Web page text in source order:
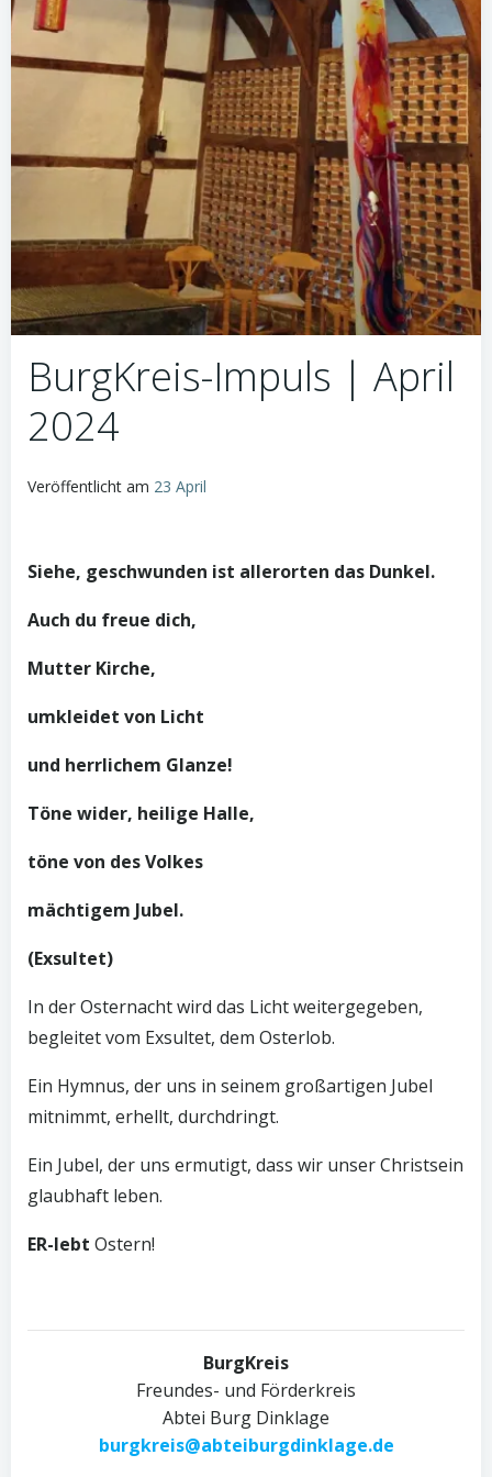
BurgKreis-Impuls | April
2024
Veröffentlicht am 23 April
Siehe, geschwunden ist allerorten das Dunkel.
Auch du freue dich,
Mutter Kirche,
umkleidet von Licht
und herrlichem Glanze!
Töne wider, heilige Halle,
töne von des Volkes
mächtigem Jubel.
(Exsultet)
In der Osternacht wird das Licht weitergegeben,
begleitet vom Exsultet, dem Osterlob.
Ein Hymnus, der uns in seinem großartigen Jubel
mitnimmt, erhellt, durchdringt.
Ein Jubel, der uns ermutigt, dass wir unser Christsein
glaubhaft leben.
ER-lebt Ostern!
BurgKreis
Freundes- und Förderkreis
Abtei Burg Dinklage
burgkreis@abteiburgdinklage.de